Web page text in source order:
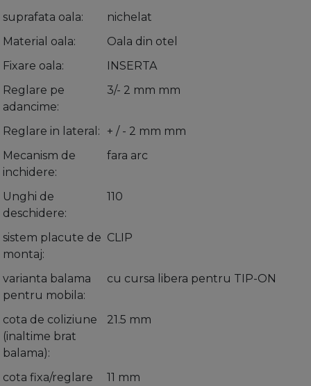
suprafata oala
nichelat
Material oala
Oala din otel
Fixare oala
INSERTA
Reglare pe
adancime
3/- 2 mm mm
Reglare in lateral
+ / - 2 mm mm
Mecanism de
inchidere
fara arc
Unghi de
deschidere
110
sistem placute de
montaj
CLIP
varianta balama
pentru mobila
cu cursa libera pentru TIP-ON
cota de coliziune
(inaltime brat
balama)
21.5 mm
cota fixa/reglare
11 mm